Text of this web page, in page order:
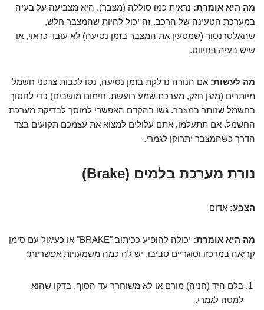
מה היא אומרת: נראית כמו סוללה (מצבר). היא מצביעה על בעיה
במערכת הטעינה של הרכב. זה יכול להיות שהמצבר חלש,
שהאלטרנטור (שמטעין את המצבר בזמן נסיעה) לא עובד כראוי, או
שיש בעיה בחיווט.
מה לעשות: אם הנורה נדלקת בזמן נסיעה, נסו לכבות צרכני חשמל
מיותרים (מזגן חזק, מערכת שמע רועשת, חימום מושבים) כדי לחסוך
בחשמל שנותר במצבר. גשו בהקדם האפשרי למוסך לבדיקת מערכת
החשמל. אם תתעלמו, אתם עלולים למצוא את עצמכם תקועים בצד
הדרך כשהמצבר יתרוקן לגמרי.
נורת מערכת בלמים (Brake)
הצבע: אדום
מה היא אומרת:
יכולה להופיע ככיתוב "BRAKE" או כעיגול עם סימן
קריאה במרכזו וסוגריים סביבו. יש לה כמה משמעויות אפשריות:
בלם היד (חניה) מורם או לא משוחרר עד הסוף. בדקו שהוא
למטה לגמרי.